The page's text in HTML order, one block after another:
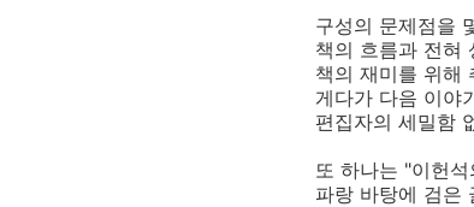
구성의 문제점을
책의 흐름과 전혀
책의 재미를 위해
게다가 다음 이야
편집자의 세밀함
또 하나는 "이헌
파랑 바탕에 검은